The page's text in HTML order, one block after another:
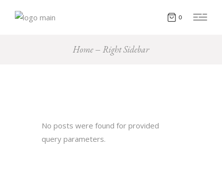
0
Home Right Sidebar
No posts were found for provided
query parameters.